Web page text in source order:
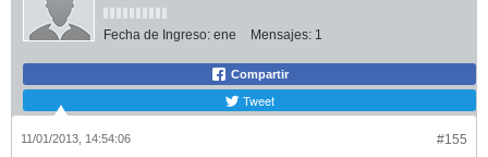
Fecha de Ingreso: ene Mensajes: 1
Compartir
Tweet
#155
11/01/2013, 14:54:06